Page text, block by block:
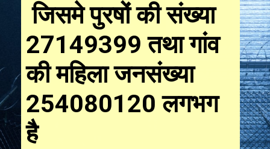
जिसमे पुरषों की संख्या
27149399 तथा गांव
की महिला जनसंख्या
254080120 लगभग
है